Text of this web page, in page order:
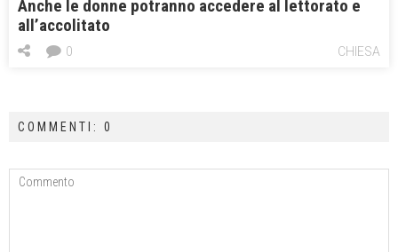
Anche le donne potranno accedere al lettorato e
all’accolitato
CHIESA
0
COMMENTI: 0